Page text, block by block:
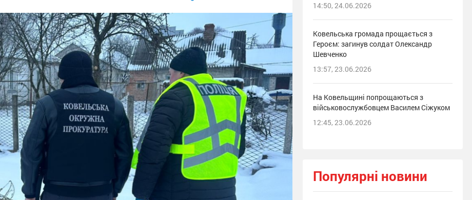
14:50, 24.06.2026
Ковельська громада прощається з
Героєм: загинув солдат Олександр
Шевченко
13:57, 23.06.2026
На Ковельщині попрощаються з
військовослужбовцем Василем Сіжуком
12:45, 23.06.2026
Популярні новини